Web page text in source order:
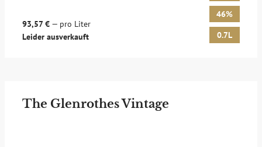
93,57 € — pro Liter
Leider ausverkauft
46%
0.7L
The Glenrothes Vintage